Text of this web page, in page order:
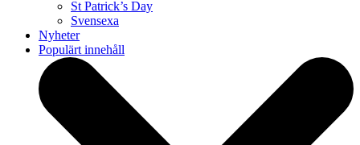
St Patrick’s Day
Svensexa
Nyheter
Populärt innehåll